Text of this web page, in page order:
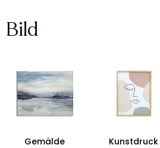
Bild
Gemälde Kunstdruck